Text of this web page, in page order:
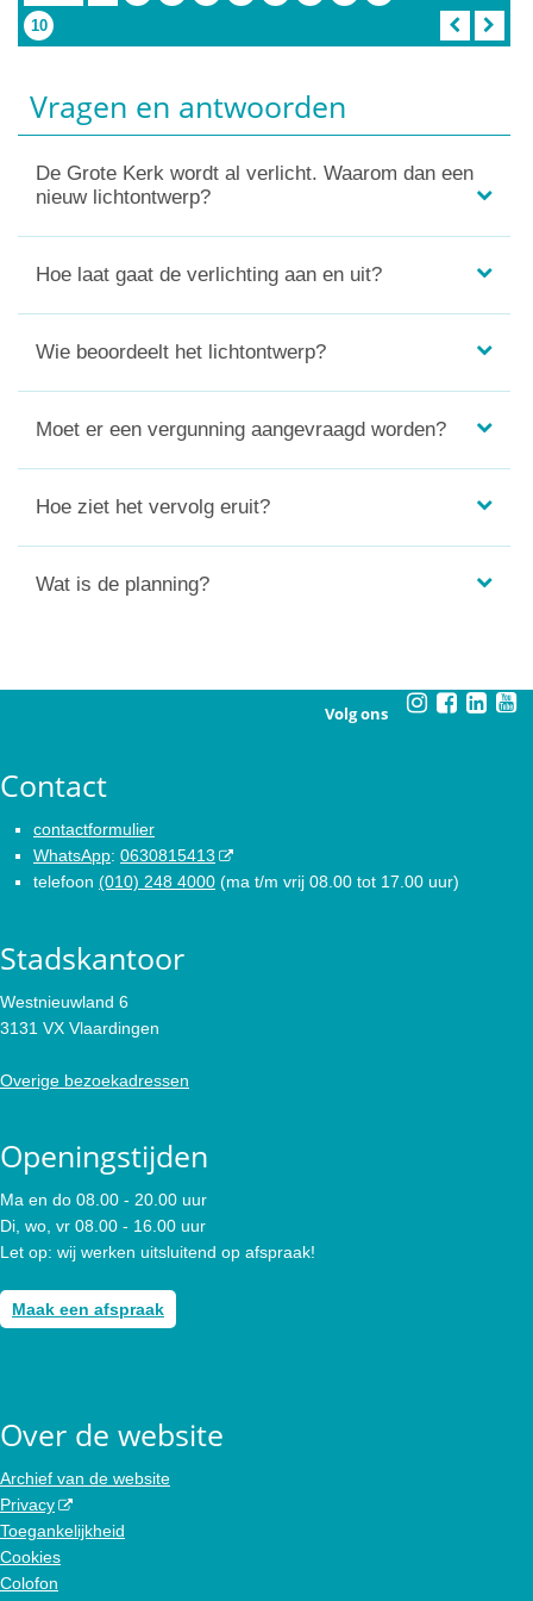
artikel)
Artikel
10
Vragen en antwoorden
De Grote Kerk wordt al verlicht. Waarom dan een
nieuw lichtontwerp?
Hoe laat gaat de verlichting aan en uit?
Wie beoordeelt het lichtontwerp?
Moet er een vergunning aangevraagd worden?
Hoe ziet het vervolg eruit?
Wat is de planning?
Volg ons
Contact
contactformulier
WhatsApp: 0630815413
telefoon (010) 248 4000 (ma t/m vrij 08.00 tot 17.00 uur)
Stadskantoor
Westnieuwland 6
3131 VX Vlaardingen
Overige bezoekadressen
Openingstijden
Ma en do 08.00 - 20.00 uur
Di, wo, vr 08.00 - 16.00 uur
Let op: wij werken uitsluitend op afspraak!
Maak een afspraak
Over de website
Archief van de website
Privacy
Toegankelijkheid
Cookies
Colofon